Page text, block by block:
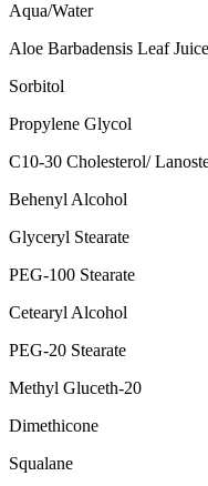
Aqua/Water
Aloe Barbadensis Leaf
Sorbitol
Propylene Glycol
C10-30 Cholesterol/
Behenyl Alcohol
Glyceryl Stearate
PEG-100 Stearate
Cetearyl Alcohol
PEG-20 Stearate
Methyl Gluceth-20
Dimethicone
Squalane